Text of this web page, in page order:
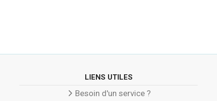
LIENS UTILES
Besoin d'un service ?